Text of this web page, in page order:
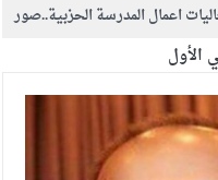
اعمال المدرسة الحزبية..صور
في الحقوق والقانون
التاريخية على المقدسات
الأول